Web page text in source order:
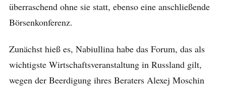
überraschend ohne sie statt, ebenso eine anschließende
Börsenkonferenz.
Zunächst hieß es, Nabiullina habe das Forum, das als
wichtigste Wirtschaftsveranstaltung in Russland gilt,
wegen der Beerdigung ihres Beraters Alexej Moschin